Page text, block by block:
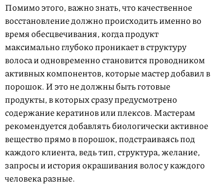
Помимо этого, важно знать, что качественное
восстановление должно происходить именно во
время обесцвечивания, когда продукт
максимально глубоко проникает в структуру
волоса и одновременно становится проводником
активных компонентов, которые мастер добавил в
порошок. И это не должны быть готовые
продукты, в которых сразу предусмотрено
содержание кератинов или плексов. Мастерам
рекомендуется добавлять биологически активное
вещество прямо в порошок, подстраиваясь под
каждого клиента, ведь тип, структура, желание,
запросы и история окрашивания волос у каждого
человека разные.